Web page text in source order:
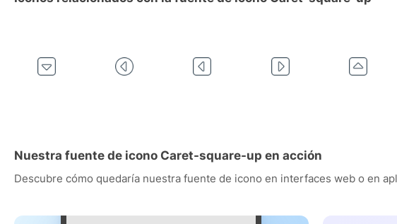
Nuestra fuente de icono Caret-square-up en acción
Descubre cómo quedaría nuestra fuente de icono en interfaces web o en